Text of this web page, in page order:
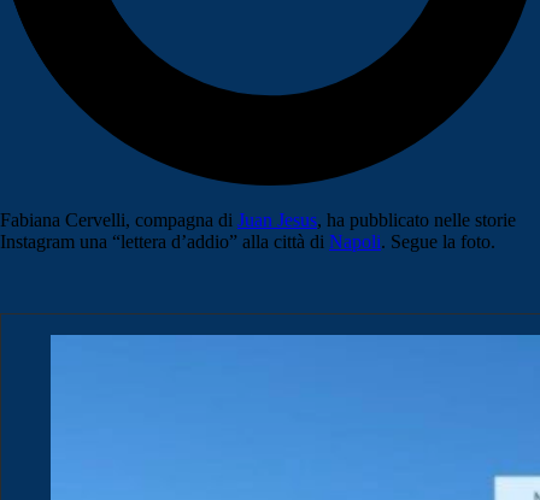
Fabiana Cervelli, compagna di Juan Jesus, ha pubblicato nelle storie
Instagram una “lettera d’addio” alla città di Napoli. Segue la foto.